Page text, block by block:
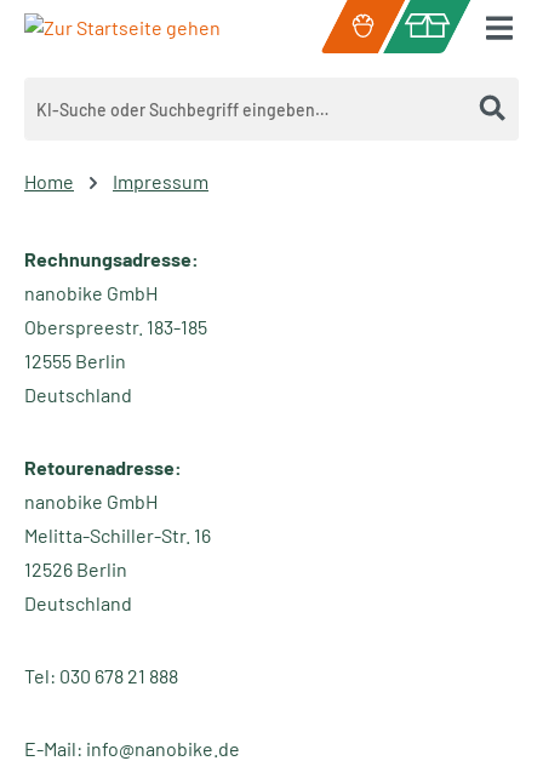
Zum Hauptinhalt springen
Warenkorb
Home Impressum
Rechnungsadresse:
nanobike GmbH
Oberspreestr. 183-185
12555 Berlin
Deutschland
Retourenadresse:
nanobike GmbH
Melitta-Schiller-Str. 16
12526 Berlin
Deutschland
Tel: 030 678 21 888
E-Mail: info@nanobike.de